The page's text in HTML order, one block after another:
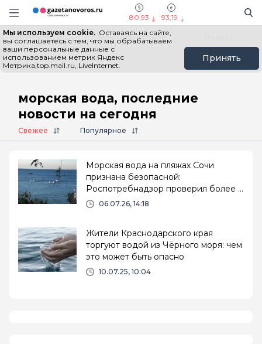
Информационный портал "ГазетаНоворос.ру"
Навигация сайта
80,93 93,19
Мы используем cookie. Оставаясь на сайте,
вы соглашаетесь с тем, что мы обрабатываем
ваши персональные данные с
использованием метрик Яндекс
Метрика,top.mail.ru, LiveInternet.
Принять
Все новости Новости России
Главная # морская вода
морская вода, последние
новости на сегодня
Свежее Популярное
Морская вода на пляжах Сочи
признана безопасной:
Роспотребнадзор проверил более 3
тысяч проб
06.07.26, 14:18
Жители Краснодарского края
торгуют водой из Чёрного моря: чем
это может быть опасно
10.07.25, 10:04